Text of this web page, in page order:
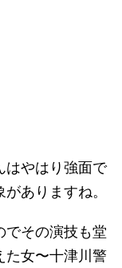
はやはり強面で
ありますね。
でその演技も堂
た女〜十津川警